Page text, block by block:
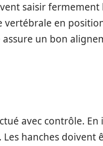
saisir
vertébrale en
un bon
avec contrôle.
hanches doivent